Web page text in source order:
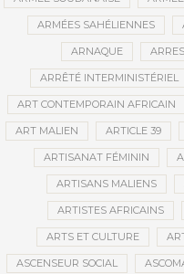
ARMÉES SAHÉLIENNES
ARNAQUE
ARRÊTÉ INTERMINISTÉRIEL
ART CONTEMPORAIN AFRICAIN
ART MALIEN ARTICLE 39
ARTISANAT FÉMININ
ARTISANS MALIENS
ARTISTES AFRICAINS
ARTS ET CULTURE
ASCENSEUR SOCIAL